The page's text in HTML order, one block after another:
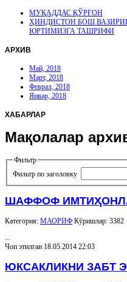
МУҚАДДАС ҚЎРҒОН
ҲИНДИСТОН БОШ
ЮРТИМИЗГА ТАШРИФИ
АРХИВ
Май, 2018
Март, 2018
Феврал, 2018
Январ, 2018
ХАБАРЛАР
Мақолалар
Фильтр
Фильтр по заголовку
ШАФФОФ
Категория: МАОРИФ Кӯришлар: 3382
...
Чоп этилган 18.05.2014 22:03
ЮКСАКЛИКНИ ЗАБТ